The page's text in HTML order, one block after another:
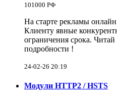
101000 РФ
На старте рекламы
Клиенту явные
ограничения срока. Читай
подробности !
24-02-26 20:19
Модули HTTP2 / HSTS